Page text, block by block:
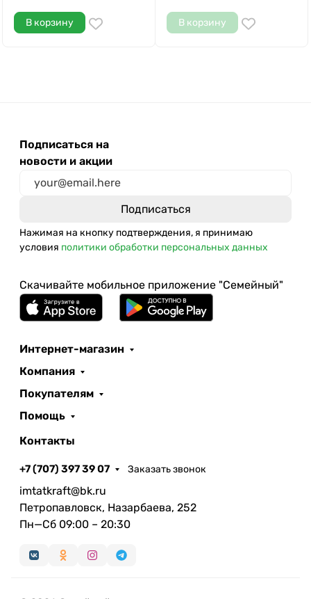
В корзину В корзину
Подписаться на
новости и акции
Нажимая на кнопку подтверждения, я принимаю
условия политики обработки персональных данных
Скачивайте мобильное приложение "Семейный"
Интернет-магазин
Компания
Покупателям
Помощь
Контакты
+7 (707) 397 39 07 Заказать звонок
imtatkraft@bk.ru
Петропавловск, Назарбаева, 252
Пн—Сб 09:00 – 20:30